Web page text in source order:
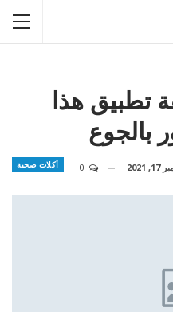
تطبيق هذا
بالجوع
أكلات صحية 2021